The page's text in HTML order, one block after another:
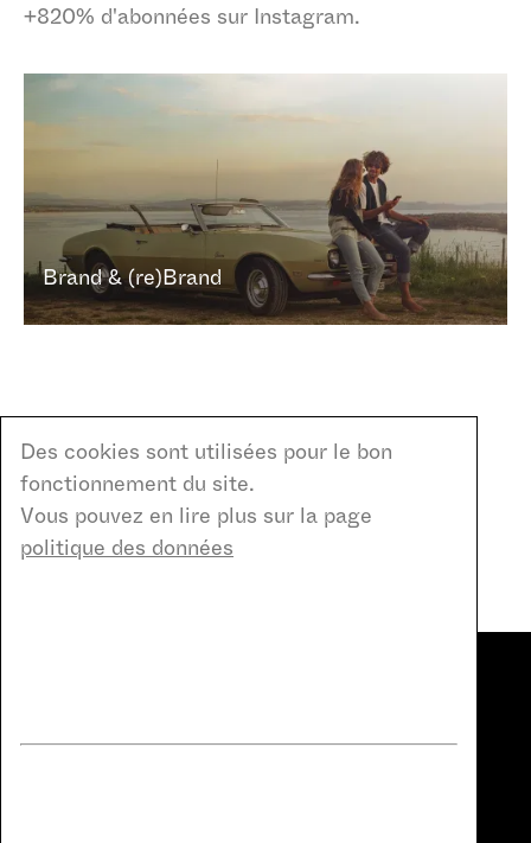
+820% d'abonnées sur Instagram.
Brand & (re)Brand
Découvrir plus projets
Etudes de cas
Contact
Des cookies sont utilisées pour le bon
fonctionnement du site.
Vous pouvez en lire plus sur la page
politique des données